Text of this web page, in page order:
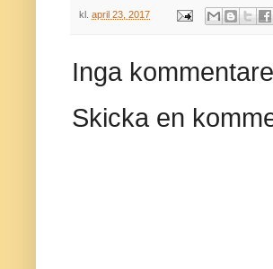
kl. april 23, 2017
Inga
Skicka en